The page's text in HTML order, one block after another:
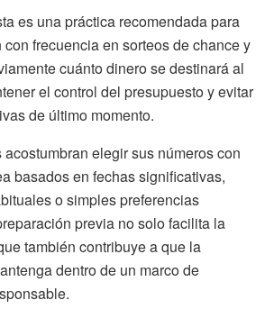
es una práctica recomendada para
frecuencia en sorteos de chance y
cuánto dinero se destinará al
el control del presupuesto y evitar
de último momento.
elegir sus números con
basados en fechas significativas,
o simples preferencias
previa no solo facilita la
también contribuye a que la
dentro de un marco de